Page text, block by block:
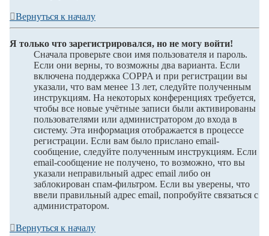
Вернуться к началу
Я только что зарегистрировался, но не могу войти!
Сначала проверьте свои имя пользователя и пароль.
Если они верны, то возможны два варианта. Если
включена поддержка COPPA и при регистрации вы
указали, что вам менее 13 лет, следуйте полученным
инструкциям. На некоторых конференциях требуется,
чтобы все новые учётные записи были активированы
пользователями или администратором до входа в
систему. Эта информация отображается в процессе
регистрации. Если вам было прислано email-
сообщение, следуйте полученным инструкциям. Если
email-сообщение не получено, то возможно, что вы
указали неправильный адрес email либо он
заблокирован спам-фильтром. Если вы уверены, что
ввели правильный адрес email, попробуйте связаться с
администратором.
Вернуться к началу